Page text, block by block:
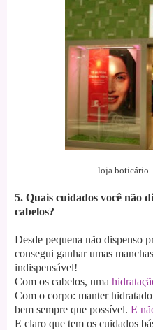
loja boticário
5. Quais cuidados você não
cabelos?
Desde pequena não dispenso
consegui ganhar umas
indispensável!
Com os cabelos, uma
Com o corpo: manter
bem sempre que possível. E
E claro que tem os cuidados